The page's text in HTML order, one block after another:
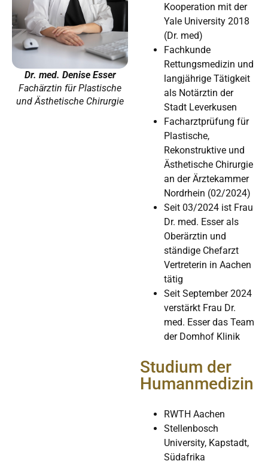
Dr. med. Denise Esser
Fachärztin für Plastische
und Ästhetische Chirurgie
Kooperation mit der
Yale University 2018
(Dr. med)
Fachkunde
Rettungsmedizin und
langjährige Tätigkeit
als Notärztin der
Stadt Leverkusen
Facharztprüfung für
Plastische,
Rekonstruktive und
Ästhetische Chirurgie
an der Ärztekammer
Nordrhein (02/2024)
Seit 03/2024 ist Frau
Dr. med. Esser als
Oberärztin und
ständige Chefarzt
Vertreterin in Aachen
tätig
Seit September 2024
verstärkt Frau Dr.
med. Esser das Team
der Domhof Klinik
Studium der
Humanmedizin
RWTH Aachen
Stellenbosch
University, Kapstadt,
Südafrika